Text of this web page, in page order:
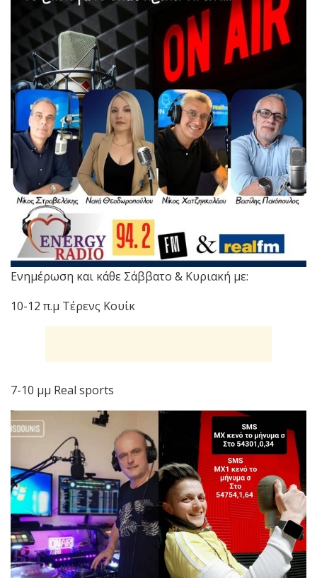
Ενημέρωση και κάθε Σάββατο & Κυριακή με:
10-12 π.μ Τέρενς Κουίκ
7-10 μμ Real sports